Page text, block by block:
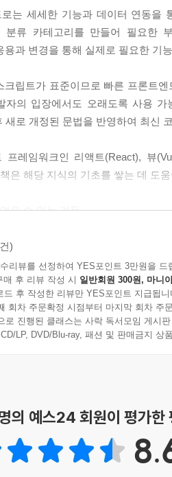
함수를 클래스 메소드 멤버 함수라
로는 세세한 기능과 데이터 연동
분류 카테고리를 만들어 필요한
용과 변경을 통해 실제로 필요한 기
크립트가 표준이므로 빠른 프론트
자의 입장에서도 오래도록 사용
새로 개정된 문법을 반영하여 최신
프레임워크인 리액트(React), 뷰
은 해당 지식의 기초를 쌓는 데 도
을 수 있는 것들
용 가능한 자바스크립트의 기술을
트(ECMAScript)의 최신 기술 규격
피를 정리하여 사용법을 빠르게 실
)
리뷰를 선정하여 YES포인트 3만원을 드
매 후 리뷰 작성 시 일반회원 300원, 마니
드 후 작성한 리뷰만 YES포인트 지급됩니
회차 주문확정 시점부터 마지막 회차 주
로 진행된 클래스는 사락 독서모임 게시
LP, DVD/Blu-ray, 패션 및 판매금지 상
의 예스24 회원이 평가한